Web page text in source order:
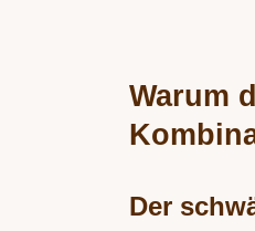
Warum
Der